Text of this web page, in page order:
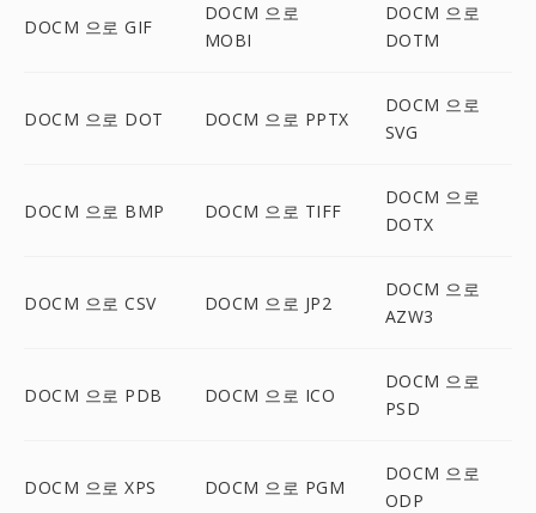
DOCM 으로 GIF
DOCM 으로
MOBI
DOCM 으로
DOTM
DOCM 으로 DOT DOCM 으로 PPTX
DOCM 으로
SVG
DOCM 으로 BMP DOCM 으로 TIFF
DOCM 으로
DOTX
DOCM 으로 CSV DOCM 으로 JP2
DOCM 으로
AZW3
DOCM 으로 PDB DOCM 으로 ICO
DOCM 으로
PSD
DOCM 으로 XPS DOCM 으로 PGM
DOCM 으로
ODP